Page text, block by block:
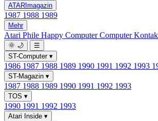
ATARImagazin
1987 1988 1989
Mehr
Atari Phile Happy ComputerComputer
🌞 🌙
☰
ST-Computer ▾
1986 1987 1988 1989 1990 1991 1992 1993
ST-Magazin ▾
1987 1988 1989 1990 1991 1992 1993
TOS ▾
1990 1991 1992 1993
Atari Inside ▾